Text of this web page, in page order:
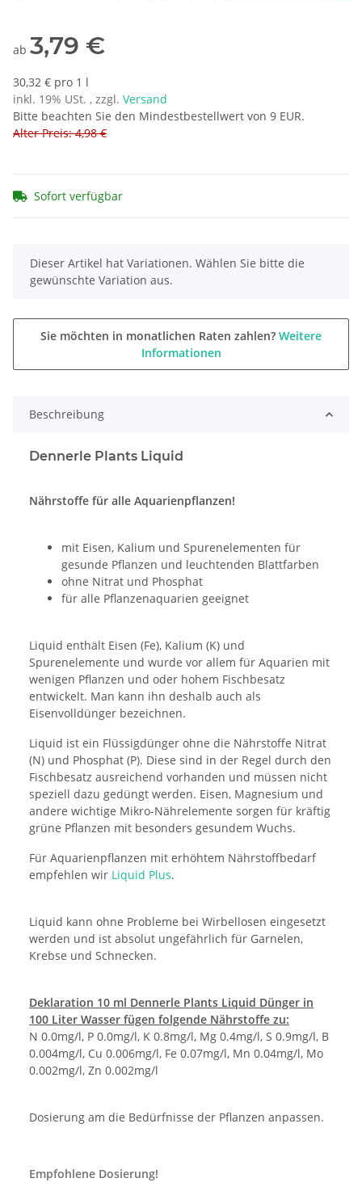
ab 3,79 €
30,32 € pro 1 l
inkl. 19% USt. , zzgl. Versand
Bitte beachten Sie den Mindestbestellwert von 9 EUR.
Alter Preis: 4,98 €
Sofort verfügbar
x
Dieser Artikel hat Variationen. Wählen Sie bitte die
gewünschte Variation aus.
Sie möchten in monatlichen Raten zahlen? Weitere
Informationen
Beschreibung
Dennerle Plants Liquid
Nährstoffe für alle Aquarienpflanzen!
mit Eisen, Kalium und Spurenelementen für
gesunde Pflanzen und leuchtenden Blattfarben
ohne Nitrat und Phosphat
für alle Pflanzenaquarien geeignet
Liquid enthält Eisen (Fe), Kalium (K) und
Spurenelemente und wurde vor allem für Aquarien mit
wenigen Pflanzen und oder hohem Fischbesatz
entwickelt. Man kann ihn deshalb auch als
Eisenvolldünger bezeichnen.
Liquid ist ein Flüssigdünger ohne die Nährstoffe Nitrat
(N) und Phosphat (P). Diese sind in der Regel durch den
Fischbesatz ausreichend vorhanden und müssen nicht
speziell dazu gedüngt werden. Eisen, Magnesium und
andere wichtige Mikro-Nährelemente sorgen für kräftig
grüne Pflanzen mit besonders gesundem Wuchs.
Für Aquarienpflanzen mit erhöhtem Nährstoffbedarf
empfehlen wir Liquid Plus.
Liquid kann ohne Probleme bei Wirbellosen eingesetzt
werden und ist absolut ungefährlich für Garnelen,
Krebse und Schnecken.
Deklaration 10 ml Dennerle Plants Liquid Dünger in
100 Liter Wasser fügen folgende Nährstoffe zu:
N 0.0mg/l, P 0.0mg/l, K 0.8mg/l, Mg 0.4mg/l, S 0.9mg/l, B
0.004mg/l, Cu 0.006mg/l, Fe 0.07mg/l, Mn 0.04mg/l, Mo
0.002mg/l, Zn 0.002mg/l
Dosierung am die Bedürfnisse der Pflanzen anpassen.
Empfohlene Dosierung!